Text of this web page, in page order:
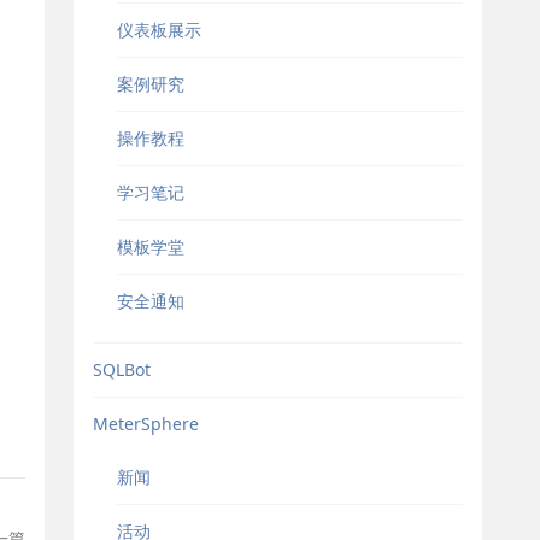
仪表板展示
案例研究
操作教程
学习笔记
模板学堂
安全通知
SQLBot
MeterSphere
新闻
活动